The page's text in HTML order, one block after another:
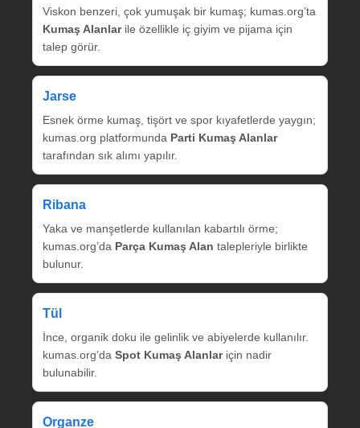
Viskon benzeri, çok yumuşak bir kumaş; kumas.org’ta
Kumaş Alanlarile özellikle iç giyim ve pijama için
talep görür.
Jarse
Esnek örme kumaş, tişört ve spor kıyafetlerde yaygın;
kumas.org platformunda Parti Kumaş Alanlar
tarafından sık alımı yapılır.
Ribana
Yaka ve manşetlerde kullanılan kabartılı örme;
kumas.org’da Parça Kumaş Alan talepleriyle birlikte
bulunur.
Tül
İnce, organik doku ile gelinlik ve abiyelerde kullanılır.
kumas.org’da Spot Kumaş Alanlariçin nadir
bulunabilir.
Organze